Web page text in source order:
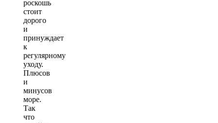
роскошь
стоит
дорого
и
принуждает
к
регулярному
уходу.
Плюсов
и
минусов
море.
Так
что